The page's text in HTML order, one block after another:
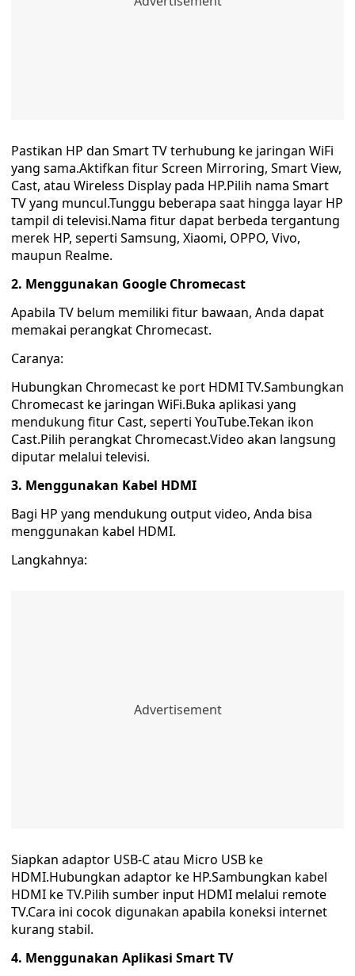
Pastikan HP dan Smart TV terhubung ke jaringan WiFi
yang sama.Aktifkan fitur Screen Mirroring, Smart View,
Cast, atau Wireless Display pada HP.Pilih nama Smart
TV yang muncul.Tunggu beberapa saat hingga layar HP
tampil di televisi.Nama fitur dapat berbeda tergantung
merek HP, seperti Samsung, Xiaomi, OPPO, Vivo,
maupun Realme.
2. Menggunakan Google Chromecast
Apabila TV belum memiliki fitur bawaan, Anda dapat
memakai perangkat Chromecast.
Caranya:
Hubungkan Chromecast ke port HDMI TV.Sambungkan
Chromecast ke jaringan WiFi.Buka aplikasi yang
mendukung fitur Cast, seperti YouTube.Tekan ikon
Cast.Pilih perangkat Chromecast.Video akan langsung
diputar melalui televisi.
3. Menggunakan Kabel HDMI
Bagi HP yang mendukung output video, Anda bisa
menggunakan kabel HDMI.
Langkahnya:
Siapkan adaptor USB-C atau Micro USB ke
HDMI.Hubungkan adaptor ke HP.Sambungkan kabel
HDMI ke TV.Pilih sumber input HDMI melalui remote
TV.Cara ini cocok digunakan apabila koneksi internet
kurang stabil.
4. Menggunakan Aplikasi Smart TV